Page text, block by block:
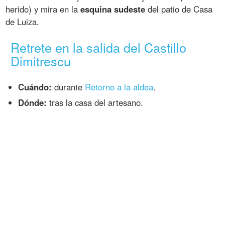
herido) y mira en laesquina sudeste del patio de Casa
de Luiza.
Retrete en la salida del Castillo
Dimitrescu
Cuándo: durante Retorno a la aldea.
Dónde: tras la casa del artesano.